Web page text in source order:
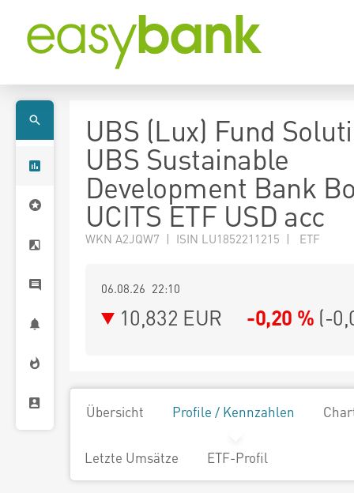
UBS (Lux) Fund
UBS Sustainable
Development Bank
UCITS ETF USD acc
WKN A2JQW7 | ISIN LU1852211215 | ETF
06.08.26 22:10
10,832 EUR -0,20 % (-
Übersicht Profile / Kennzahlen
Letzte Umsätze ETF-Profil